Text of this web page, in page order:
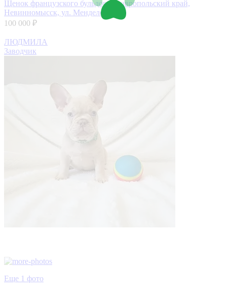
Щенок французского бульдога
Ставропольский край,
Невинномысск, ул. Менделеева, 5
100 000 ₽
ЛЮДМИЛА
Заводчик
Еще 1 фото